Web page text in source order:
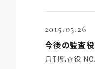
2015.05.26
今後の監査
月刊監査役